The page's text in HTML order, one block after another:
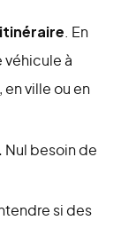
. En
véhicule à
en ville ou en
Nul besoin de
si des